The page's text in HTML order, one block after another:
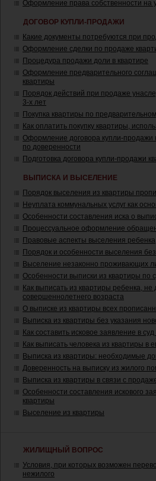
Оформление права собственности на
ДОГОВОР КУПЛИ-ПРОДАЖИ
Какие документы потребуются при
Оформление сделки по продаже
Процедура продажи доли в квартире
Оформление предварительного
квартиры
Порядок действий при продаже
3-х лет
Покупка квартиры по
Как оплатить покупку квартиры,
Оформление договора купли-продажи
по доверенности
Подготовка договора купли-продажи
ВЫПИСКА И ВЫСЕЛЕНИЕ
Порядок выселения из квартиры
Неуплата коммунальных услуг как
Особенности составления иска о
Процессуальное оформление
Правовые аспекты выселения ребенка
Порядок и особенности выселения
Выселение незаконно проживающих
Особенности выписки из квартиры
Как выписать из квартиры ребенка, не
совершеннолетнего возраста
О выписке из квартиры всех
Выписка из квартиры без указания
Как составить исковое заявление в
Как выписать человека из квартиры в
Выписка из квартиры: необходимые
Доверенность на выписку из жилого
Выписка из квартиры в связи с
Особенности составления искового
квартиры
Выселение из квартиры
ЖИЛИЩНЫЙ ВОПРОС
Условия, при которых возможен
нежилого